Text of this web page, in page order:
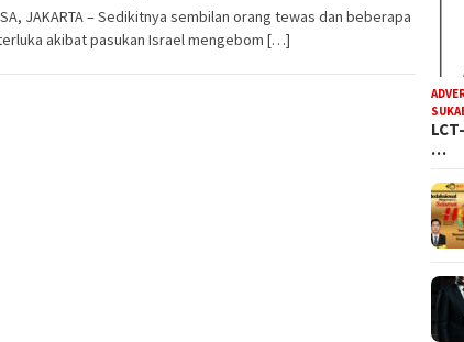
JAKARTA – Sedikitnya sembilan orang tewas dan beberapa
akibat pasukan Israel mengebom […]
…